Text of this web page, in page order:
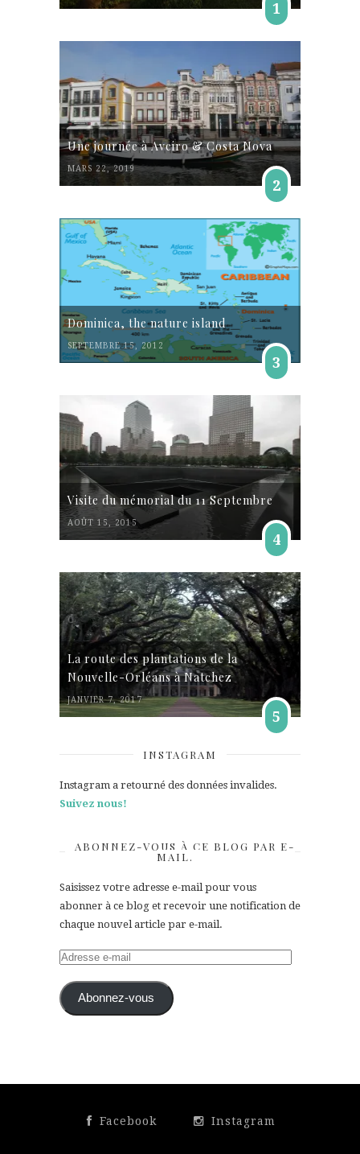
1
Une journée à Aveiro & Costa Nova
MARS 22, 2019
2
Dominica, the nature island
SEPTEMBRE 15, 2012
3
Visite du mémorial du 11 Septembre
AOÛT 15, 2015
4
La route des plantations de la
Nouvelle-Orléans à Natchez
JANVIER 7, 2017
5
INSTAGRAM
Instagram a retourné des données invalides.
Suivez nous!
ABONNEZ-VOUS À CE BLOG PAR E-
MAIL.
Saisissez votre adresse e-mail pour vous
abonner à ce blog et recevoir une notification de
chaque nouvel article par e-mail.
Adresse
mail Abonnez-vous
Facebook Instagram